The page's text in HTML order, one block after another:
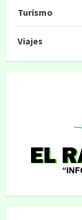
Turismo
Viajes